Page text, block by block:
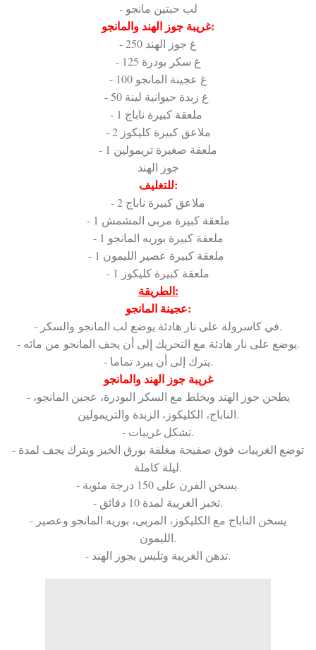
- لب حبتين مانجو
غريبة جوز الهند والمانجو:
- 250 غ جوز الهند
- 125 غ سكر بودرة
- 100 غ عجينة المانجو
- 2 ملاعق كبيرة كليكوز
- 1 ملعقة صغيرة تريمولين
جوز الهند
للتغليف:
- 2 ملاعق كبيرة ناباج
- 1 ملعقة كبيرة مربى المشمش
- 1 ملعقة كبيرة بوريه المانجو
- 1 ملعقة كبيرة كليكوز
الطريقة:
عجينة المانجو:
- في كاسرولة على نار هادئة يوضع لب المانجو والسكر.
- يوضع على نار هادئة مع التحريك إلى أن يجف المانجو من مائه.
- يترك إلى أن يبرد تماما.
غريبة جوز الهند والمانجو
- يطحن جوز الهند ويخلط مع السكر البودرة، عجين المانجو،
الناباج، الكليكوز، الزبدة والتريمولين.
- تشكل غريبات.
- توضع الغريبات فوق صفيحة مغلفة بورق الخبز ويترك يجف لمدة
ليلة كاملة.
- يسخن الفرن على 150 درجة مئوية.
- تخبز الغريبة لمدة 10 دقائق.
- يسخن الناباج مع الكليكوز، المربى، بوريه المانجو وعصير
الليمون.
- تدهن الغريبة وتلبس بجوز الهند.